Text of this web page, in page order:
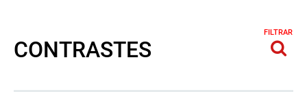
CONTRASTES
FILTRAR